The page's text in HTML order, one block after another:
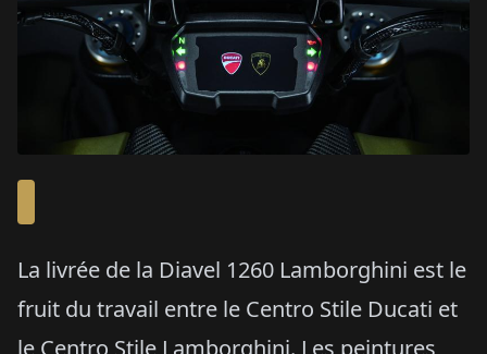
La livrée de la Diavel 1260 Lamborghini est le
fruit du travail entre le Centro Stile Ducati et
le Centro Stile Lamborghini. Les peintures